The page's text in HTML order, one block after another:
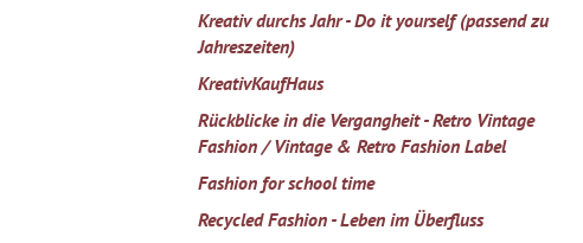
Kreativ durchs Jahr - Do it yourself (passend zu
Jahreszeiten)
KreativKaufHaus
Rückblicke in die Vergangheit - Retro Vintage
Fashion / Vintage & Retro Fashion Label
Fashion for school time
Recycled Fashion - Leben im Überfluss